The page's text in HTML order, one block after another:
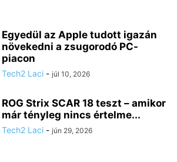
Egyedül az Apple tudott igazán
növekedni a zsugorodó PC-
piacon
Tech2 Laci - júl 10, 2026
ROG Strix SCAR 18 teszt – amikor
már tényleg nincs értelme...
Tech2 Laci - jún 29, 2026